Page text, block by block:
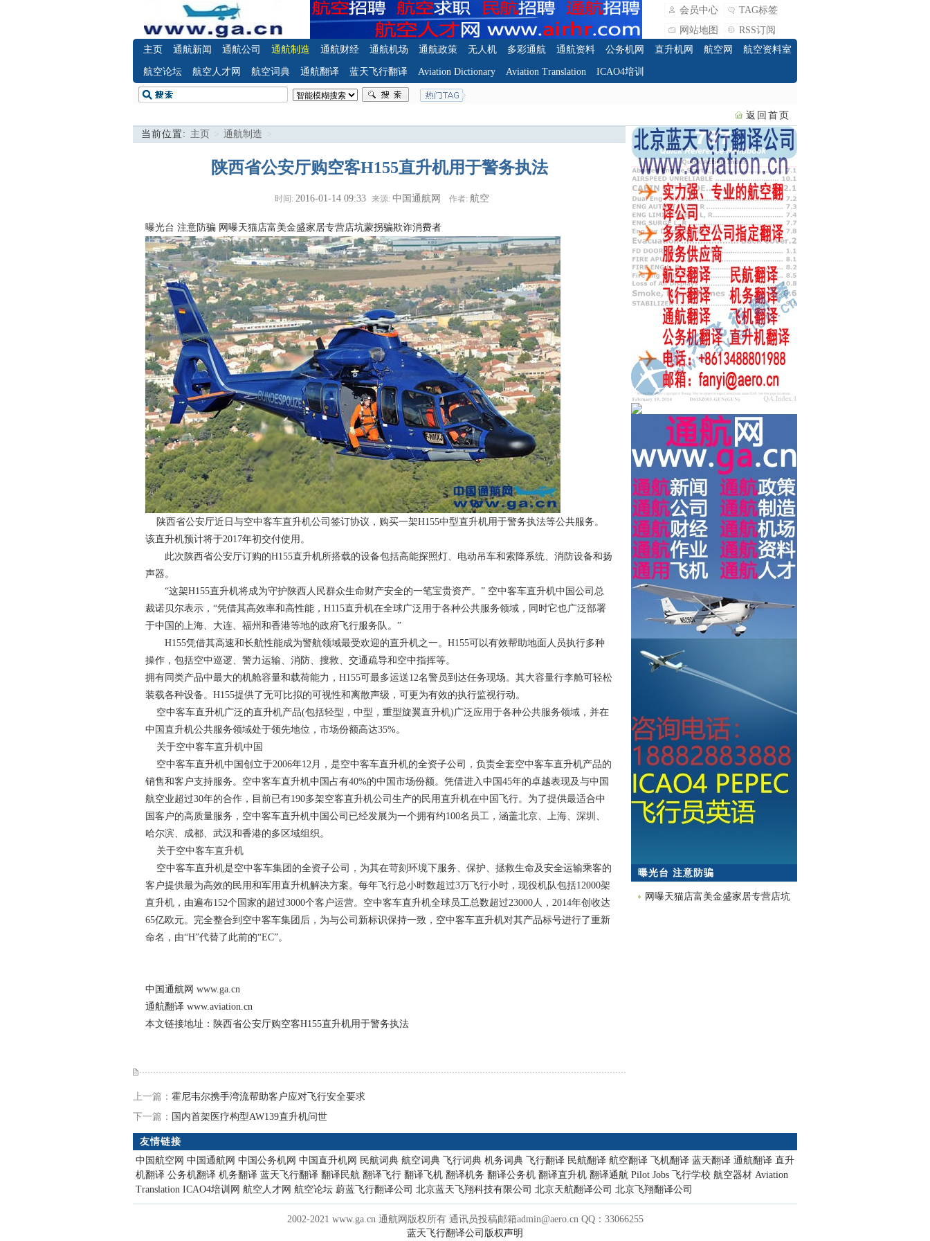
会员中心
TAG标签
网站地图
RSS订阅
主页
通航新闻 通航公司 通航制造 通航财经 通航机场 通航政策 无人机 多彩通航 通航资料 公务机网 直升机网 航空网 航空资料室
航空论坛 航空人才网 航空词典 通航翻译 蓝天飞行翻译 Aviation Dictionary Aviation Translation ICAO4培训
返回首页
当前位置: 主页 > 通航制造 >
陕西省公安厅购空客H155直升机用于警务执法
时间: 2016-01-14 09:33 来源: 中国通航网 作者: 航空
曝光台 注意防骗 网曝天猫店富美金盛家居专营店坑蒙拐骗欺诈消费者
陕西省公安厅近日与空中客车直升机公司签订协议，购买一架H155中型直升机用于警务执法等公共服务。
该直升机预计将于2017年初交付使用。
此次陕西省公安厅订购的H155直升机所搭载的设备包括高能探照灯、电动吊车和索降系统、消防设备和扬
声器。
“这架H155直升机将成为守护陕西人民群众生命财产安全的一笔宝贵资产。” 空中客车直升机中国公司总
裁诺贝尔表示，“凭借其高效率和高性能，H115直升机在全球广泛用于各种公共服务领域，同时它也广泛部署
于中国的上海、大连、福州和香港等地的政府飞行服务队。”
H155凭借其高速和长航性能成为警航领域最受欢迎的直升机之一。H155可以有效帮助地面人员执行多种
操作，包括空中巡逻、警力运输、消防、搜救、交通疏导和空中指挥等。
拥有同类产品中最大的机舱容量和载荷能力，H155可最多运送12名警员到达任务现场。其大容量行李舱可轻松
装载各种设备。H155提供了无可比拟的可视性和离散声级，可更为有效的执行监视行动。
空中客车直升机广泛的直升机产品(包括轻型，中型，重型旋翼直升机)广泛应用于各种公共服务领域，并在
中国直升机公共服务领域处于领先地位，市场份额高达35%。
关于空中客车直升机中国
空中客车直升机中国创立于2006年12月，是空中客车直升机的全资子公司，负责全套空中客车直升机产品的
销售和客户支持服务。空中客车直升机中国占有40%的中国市场份额。凭借进入中国45年的卓越表现及与中国
航空业超过30年的合作，目前已有190多架空客直升机公司生产的民用直升机在中国飞行。为了提供最适合中
国客户的高质量服务，空中客车直升机中国公司已经发展为一个拥有约100名员工，涵盖北京、上海、深圳、
哈尔滨、成都、武汉和香港的多区域组织。
关于空中客车直升机
空中客车直升机是空中客车集团的全资子公司，为其在苛刻环境下服务、保护、拯救生命及安全运输乘客的
客户提供最为高效的民用和军用直升机解决方案。每年飞行总小时数超过3万飞行小时，现役机队包括12000架
直升机，由遍布152个国家的超过3000个客户运营。空中客车直升机全球员工总数超过23000人，2014年创收达
65亿欧元。完全整合到空中客车集团后，为与公司新标识保持一致，空中客车直升机对其产品标号进行了重新
命名，由“H”代替了此前的“EC”。
中国通航网 www.ga.cn
通航翻译 www.aviation.cn
本文链接地址： 陕西省公安厅购空客H155直升机用于警务执法
上一篇： 霍尼韦尔携手湾流帮助客户应对飞行安全要求
下一篇： 国内首架医疗构型AW139直升机问世
曝光台 注意防骗
网曝天猫店富美金盛家居专营店坑
友情链接
中国航空网 中国通航网 中国公务机网 中国直升机网 民航词典 航空词典 飞行词典 机务词典 飞行翻译 民航翻译 航空翻译 飞机翻译 蓝天翻译 通航翻译 直升
机翻译 公务机翻译 机务翻译 蓝天飞行翻译 翻译民航 翻译飞行 翻译飞机 翻译机务 翻译公务机 翻译直升机 翻译通航 Pilot Jobs 飞行学校 航空器材 Aviation
Translation ICAO4培训网 航空人才网 航空论坛 蔚蓝飞行翻译公司 北京蓝天飞翔科技有限公司 北京天航翻译公司 北京飞翔翻译公司
2002-2021 www.ga.cn 通航网版权所有 通讯员投稿邮箱admin@aero.cn QQ：33066255
蓝天飞行翻译公司版权声明